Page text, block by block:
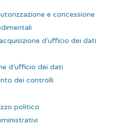
e concessione
d’ufficio dei dati
d’ufficio dei dati
dei controlli
politico